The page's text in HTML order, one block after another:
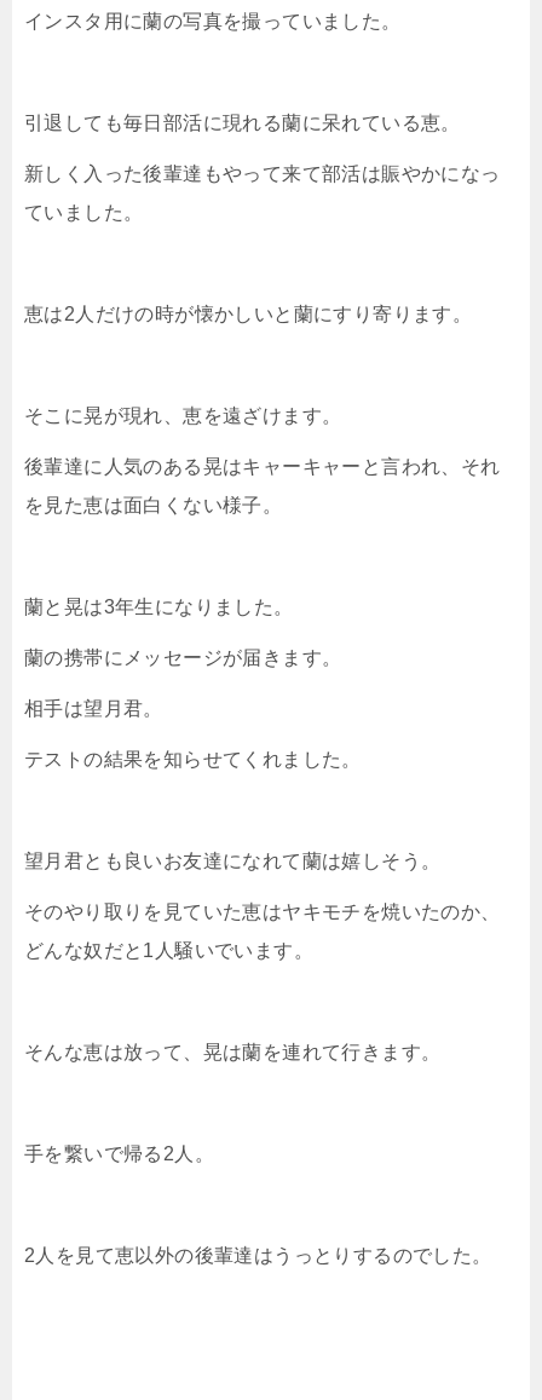
インスタ用に蘭の写真を撮っていました。
引退しても毎日部活に現れる蘭に呆れている恵。
新しく入った後輩達もやって来て部活は賑やかになっ
ていました。
恵は2人だけの時が懐かしいと蘭にすり寄ります。
そこに晃が現れ、恵を遠ざけます。
後輩達に人気のある晃はキャーキャーと言われ、それ
を見た恵は面白くない様子。
蘭と晃は3年生になりました。
蘭の携帯にメッセージが届きます。
相手は望月君。
テストの結果を知らせてくれました。
望月君とも良いお友達になれて蘭は嬉しそう。
そのやり取りを見ていた恵はヤキモチを焼いたのか、
どんな奴だと1人騒いでいます。
そんな恵は放って、晃は蘭を連れて行きます。
手を繋いで帰る2人。
2人を見て恵以外の後輩達はうっとりするのでした。